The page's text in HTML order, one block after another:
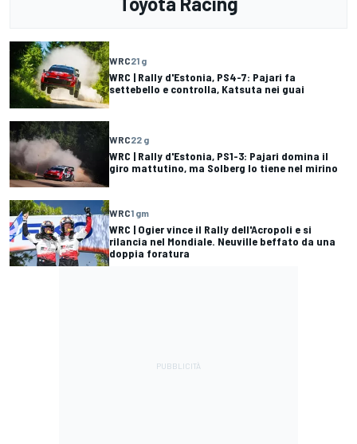
WRC21 g
WRC | Rally d'Estonia, PS4-7: Pajari fa
settebello e controlla, Katsuta nei guai
WRC22 g
WRC | Rally d'Estonia, PS1-3: Pajari domina il
giro mattutino, ma Solberg lo tiene nel mirino
WRC1 gm
WRC | Ogier vince il Rally dell'Acropoli e si
rilancia nel Mondiale. Neuville beffato da una
doppia foratura